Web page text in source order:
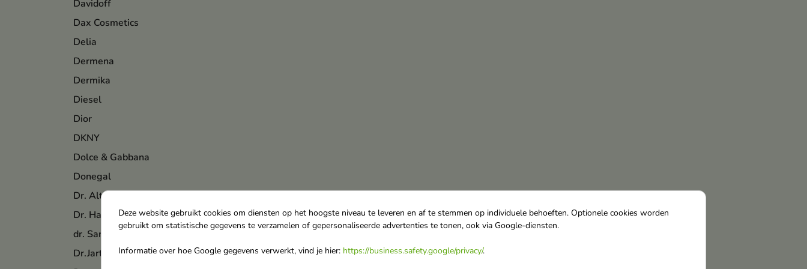
Davidoff
Dax Cosmetics
Delia
Dermena
Dermika
Diesel
Dior
DKNY
Dolce & Gabbana
Donegal
Dr. Althea
Dr. Hauschka
dr. Santé
Dr.Jart+
Deze website gebruikt cookies om diensten op het hoogste niveau te leveren en af te stemmen op individuele behoeften. Optionele cookies worden
gebruikt om statistische gegevens te verzamelen of gepersonaliseerde advertenties te tonen, ook via Google-diensten.
Informatie over hoe Google gegevens verwerkt, vind je hier: https://business.safety.google/privacy/.